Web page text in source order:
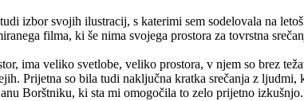
izbor svojih ilustracij, s katerimi sem sodelovala na
filma, ki še nima svojega prostora za tovrstna
ima veliko svetlobe, veliko prostora, v njem so brez
Prijetna so bila tudi naključna kratka srečanja z
Borštniku, ki sta mi omogočila to zelo prijetno